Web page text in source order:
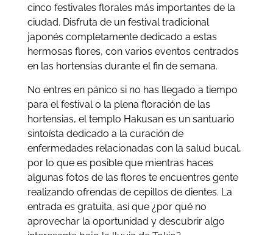
cinco festivales florales más importantes de la
ciudad. Disfruta de un festival tradicional
japonés completamente dedicado a estas
hermosas flores, con varios eventos centrados
en las hortensias durante el fin de semana.
No entres en pánico si no has llegado a tiempo
para el festival o la plena floración de las
hortensias, el templo Hakusan es un santuario
sintoísta dedicado a la curación de
enfermedades relacionadas con la salud bucal,
por lo que es posible que mientras haces
algunas fotos de las flores te encuentres gente
realizando ofrendas de cepillos de dientes. La
entrada es gratuita, así que ¿por qué no
aprovechar la oportunidad y descubrir algo